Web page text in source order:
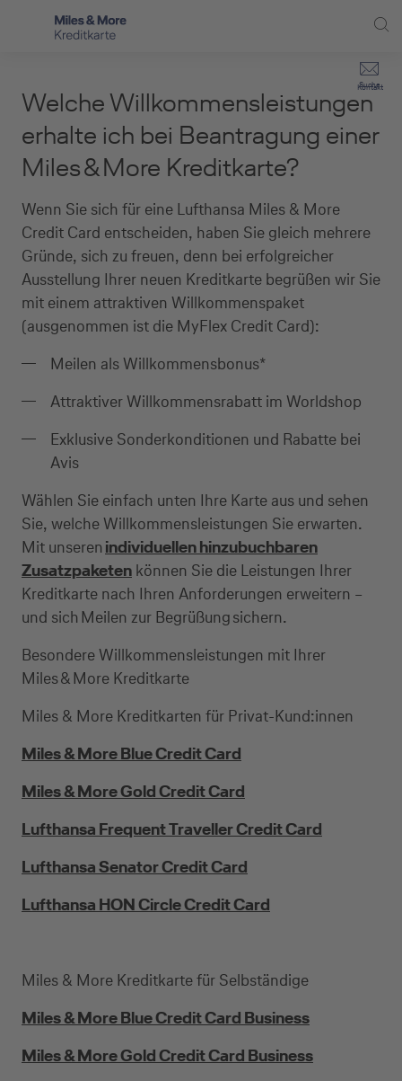
Direkt zur Suche (Enter drücken)
Direkt zum Hauptinhalt (Enter drücken)
Kontakt
Suche
Selbstständige
Unternehmen
Service
Miles & More Programm
Kreditkarte empfehlen
Kreditkarten-Banking
Kreditkarte beantragen
Welche Willkommensleistungen
erhalte ich bei Beantragung einer
Miles & More Kreditkarte?
Wenn Sie sich für eine Lufthansa Miles & More
Credit Card entscheiden, haben Sie gleich mehrere
Gründe, sich zu freuen, denn bei erfolgreicher
Ausstellung Ihrer neuen Kreditkarte begrüßen wir Sie
mit einem attraktiven Willkommenspaket
(ausgenommen ist die MyFlex Credit Card):
Meilen als Willkommensbonus*
Attraktiver Willkommensrabatt im Worldshop
Exklusive Sonderkonditionen und Rabatte bei
Avis
Wählen Sie einfach unten Ihre Karte aus und sehen
Sie, welche Willkommensleistungen Sie erwarten.
Mit unseren individuellen hinzubuchbaren
Zusatzpaketen können Sie die Leistungen Ihrer
Kreditkarte nach Ihren Anforderungen erweitern –
und sich Meilen zur Begrüßung sichern.
Besondere Willkommensleistungen mit Ihrer
Miles & More Kreditkarte
Miles & More Kreditkarten für Privat-Kund:innen
Miles & More Blue Credit Card
Miles & More Gold Credit Card
Lufthansa Frequent Traveller Credit Card
Lufthansa Senator Credit Card
Lufthansa HON Circle Credit Card
Miles & More Kreditkarte für Selbständige
Miles & More Blue Credit Card Business
Miles & More Gold Credit Card Business